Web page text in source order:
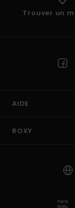
Trouver un
AIDE
ROXY